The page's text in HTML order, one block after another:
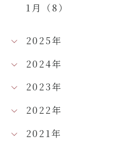
1月（8）
2025年
2024年
2023年
2022年
2021年